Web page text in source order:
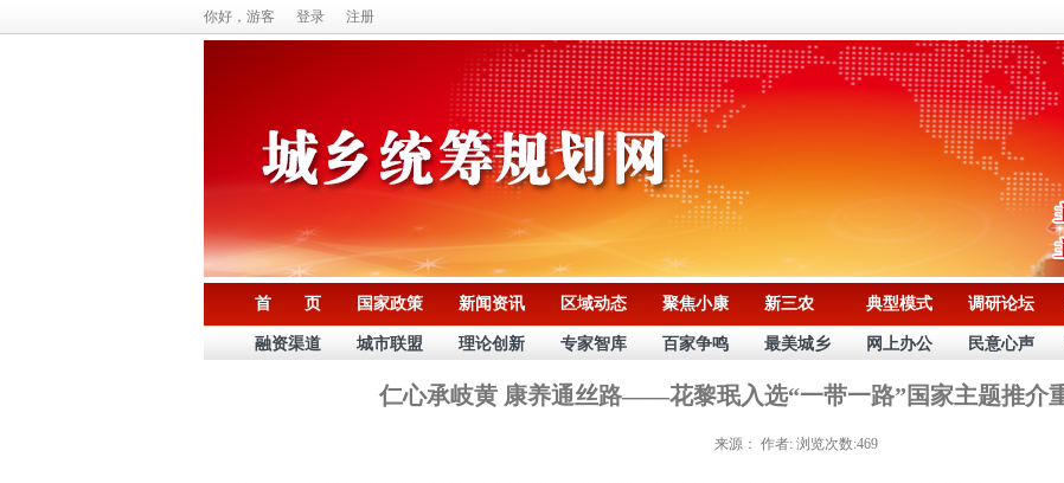
你好，游客 登录 注册
首 页 国家政策 新闻资讯 区域动态 聚焦小康 新三农 典型模式 调研论坛
融资渠道 城市联盟 理论创新 专家智库 百家争鸣 最美城乡 网上办公 民意心声
仁心承岐黄 康养通丝路——花黎珉入选“一带一路”国家主题推介
来源： 作者: 浏览次数:469